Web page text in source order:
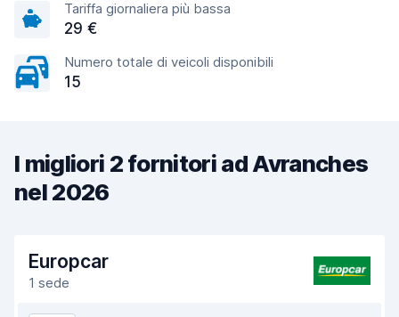
Tariffa giornaliera più bassa
29 €
Numero totale di veicoli disponibili
15
I migliori 2 fornitori ad Avranches
nel 2026
Europcar
1 sede